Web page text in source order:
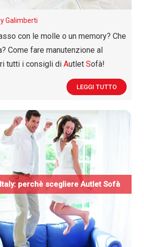
Galimberti
con le molle o un memory? Che
Come fare manutenzione al
tutti i consigli di Autlet Sofà!
LEGGI TUTTO
perchè scegliereAutlet Sofà